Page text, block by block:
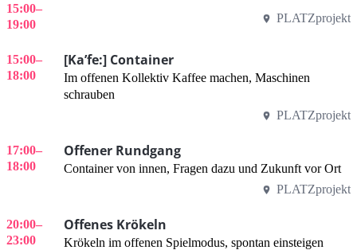
15:00–
19:00
PLATZprojekt
15:00–
18:00
[Ka’fe:] Container
Im offenen Kollektiv Kaffee machen, Maschinen
schrauben
PLATZprojekt
17:00–
18:00
Offener Rundgang
Container von innen, Fragen dazu und Zukunft vor Ort
PLATZprojekt
20:00–
23:00
Offenes Krökeln
Krökeln im offenen Spielmodus, spontan einsteigen